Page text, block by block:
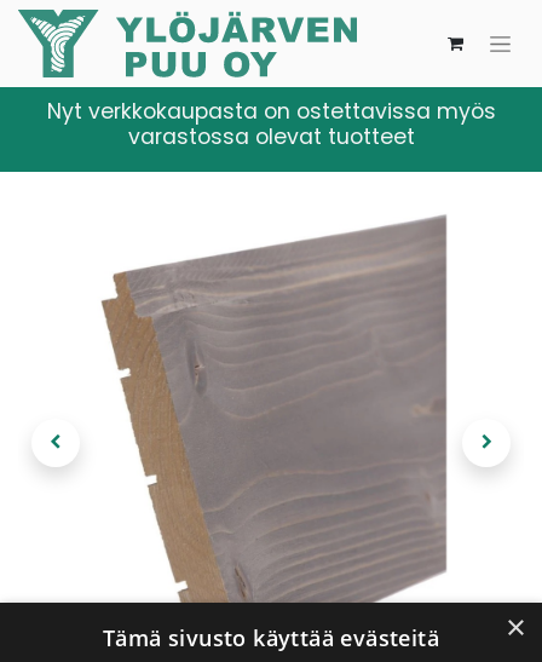
Nyt verkkokaupasta on ostettavissa myös
varastossa olevat tuotteet
×
Tämä sivusto käyttää evästeitä